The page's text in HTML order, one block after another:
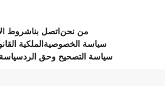
من نحن اتصل بناشروط
سياسة الخصوصية الملكية
سياسة التصحيح وحق الردسياسة